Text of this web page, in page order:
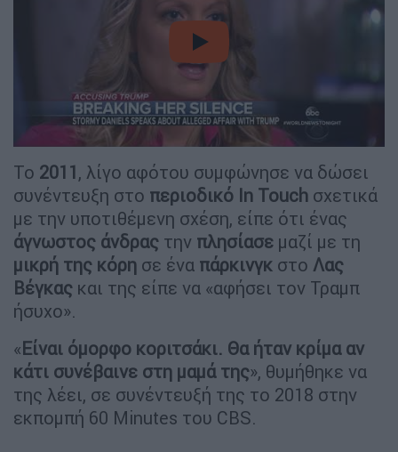
video
Το 2011, λίγο αφότου συμφώνησε να δώσει
συνέντευξη στο περιοδικό In Touch σχετικά
με την υποτιθέμενη σχέση, είπε ότι ένας
άγνωστος άνδρας την πλησίασε μαζί με τη
μικρή της κόρη σε ένα πάρκινγκ στο Λας
Βέγκας και της είπε να «αφήσει τον Τραμπ
ήσυχο».
«Είναι όμορφο κοριτσάκι. Θα ήταν κρίμα αν
κάτι συνέβαινε στη μαμά της», θυμήθηκε να
της λέει, σε συνέντευξή της το 2018 στην
εκπομπή 60 Minutes του CBS.